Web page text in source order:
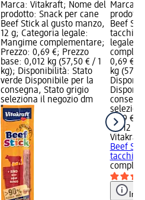
Marca: Vitakraft; Nome del
prodotto: Snack per cane
Beef Stick al gusto manzo,
12 g; Categoria legale:
Mangime complementare;
Prezzo: 0,69 €; Prezzo
base: 0,012 kg (57,50 € / 1
kg); Disponibilità: Stato
verde Disponibile per la
consegna, Stato grigio
seleziona il negozio dm
Marca:
Beef
legale:
0,69 €;
kg
0,69 €
0,012 kg
Vitakraft
Beef